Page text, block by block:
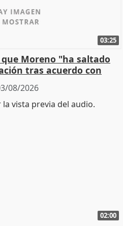
03:25
Moreno "ha saltado
tras acuerdo con
08/2026
02:00